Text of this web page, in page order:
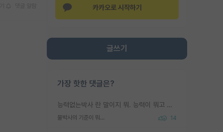
카카오로 시작하기
글쓰기
가장 핫한 댓글은?
능력없는박사 란 말이지 뭐. 능력이 뭐고 능력이 있다는게 뭔지는 사람마다 기준이 다르니까 얘기해봐야 서로 자기 기준만 얘기해서 논쟁이 끝이 안나고. 주위에서 능력있고 야심있는 신입생이 교수가 유의미한 피드백을 아예 안주면서 제대로된 과제에 참여해볼 기회도 제공하지 않고 잡일 뺑뺑이만 돌려서 맨날 단순작업만 하면서 밤새다가 눈빛이 점점 죽어가는걸 본 사람은 물박사는 교수탓이라고 하고, 교수는 이것저것 알려도 주고 기회도 주고 사수 동기 붙여주면서 어떻게든 끌고가려고 하는데 본인이 매일 뺀질거리면서 출근 하는둥마는둥 하다가 기껏 와서도 폰이나 쳐다보다가 실험 망치고 저녁약속있어서 먼저 가볼게요~ 하는걸 본 사람은 물박사는 본인탓이라고 함.
물박사의 기준이 뭐임? 14